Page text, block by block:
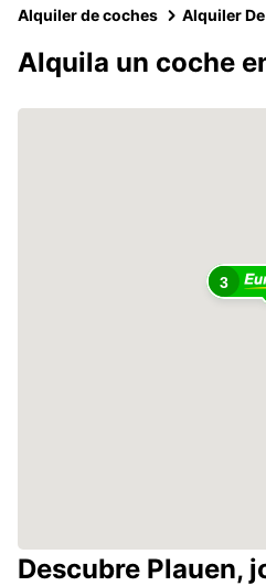
Alquiler de coches Alquiler
Alquila un coche
3
Descubre Plauen,